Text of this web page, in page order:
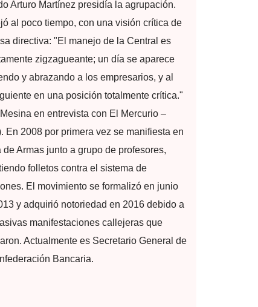
Arturo Martínez presidía la agrupación.
al poco tiempo, con una visión crítica de
directiva: "El manejo de la Central es
zigzagueante; un día se aparece
y abrazando a los empresarios, y al
en una posición totalmente crítica."
en entrevista con El Mercurio –
En 2008 por primera vez se manifiesta en
de Armas junto a grupo de profesores,
folletos contra el sistema de
El movimiento se formalizó en junio
y adquirió notoriedad en 2016 debido a
manifestaciones callejeras que
Actualmente es Secretario General de
Bancaria.